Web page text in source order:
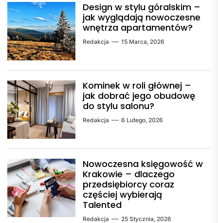
Design w stylu góralskim –
jak wyglądają nowoczesne
wnętrza apartamentów?
Redakcja 15 Marca, 2026
Kominek w roli głównej –
jak dobrać jego obudowę
do stylu salonu?
Redakcja 6 Lutego, 2026
Nowoczesna księgowość w
Krakowie – dlaczego
przedsiębiorcy coraz
częściej wybierają
Talented
Redakcja 25 Stycznia, 2026